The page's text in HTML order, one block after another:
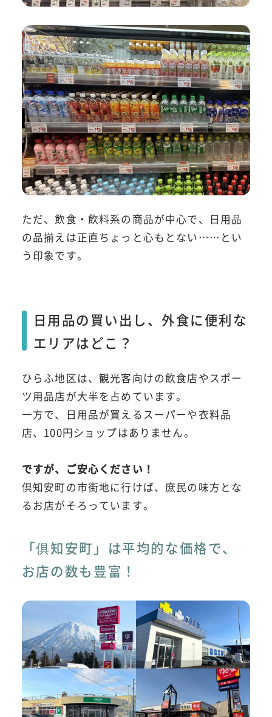
ただ、飲食・飲料系の商品が中心で、日用品
の品揃えは正直ちょっと心もとない……とい
う印象です。
日用品の買い出し、外食に便利な
エリアはどこ？
ひらふ地区は、観光客向けの飲食店やスポー
ツ用品店が大半を占めています。
一方で、日用品が買えるスーパーや衣料品
店、100円ショップはありません。
ですが、ご安心ください！
倶知安町の市街地に行けば、庶民の味方とな
るお店がそろっています。
「俱知安町」は平均的な価格で、
お店の数も豊富！